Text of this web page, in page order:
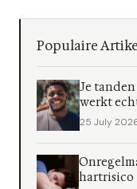
Populaire
Je
werkt
25 July
hartrisico